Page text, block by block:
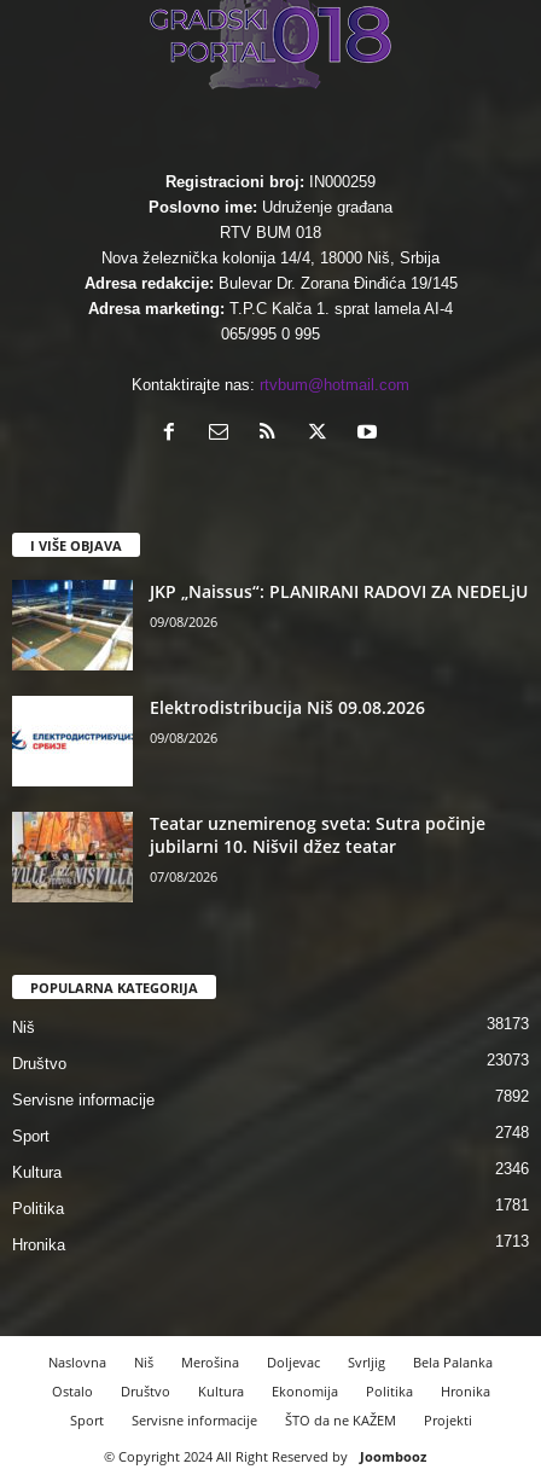
Registracioni broj: IN000259
Poslovno ime: Udruženje građana
RTV BUM 018
Nova železnička kolonija 14/4, 18000 Niš, Srbija
Adresa redakcije: Bulevar Dr. Zorana Đinđića 19/145
Adresa marketing: T.P.C Kalča 1. sprat lamela AI-4
065/995 0 995
Kontaktirajte nas: rtvbum@hotmail.com
I VIŠE OBJAVA
JKP „Naissus“: PLANIRANI RADOVI ZA NEDELjU
09/08/2026
Elektrodistribucija Niš 09.08.2026
09/08/2026
Teatar uznemirenog sveta: Sutra počinje
jubilarni 10. Nišvil džez teatar
07/08/2026
POPULARNA KATEGORIJA
Niš 38173
Društvo 23073
Servisne informacije 7892
Sport 2748
Kultura 2346
Politika 1781
Hronika 1713
Naslovna Niš Merošina Doljevac Svrljig
Bela Palanka
Ostalo
Društvo Kultura Ekonomija Politika
Hronika
Sport
Servisne informacije ŠTO da ne KAŽEM
Projekti
© Copyright 2024 All Right Reserved by
Joombooz